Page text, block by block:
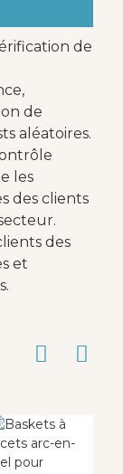
de
de
aléatoires.
les
des clients
des
et